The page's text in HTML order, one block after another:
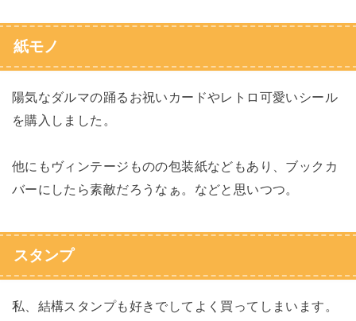
紙モノ
陽気なダルマの踊るお祝いカードやレトロ可愛いシール
を購入しました。
他にもヴィンテージものの包装紙などもあり、ブックカ
バーにしたら素敵だろうなぁ。などと思いつつ。
スタンプ
私、結構スタンプも好きでしてよく買ってしまいます。